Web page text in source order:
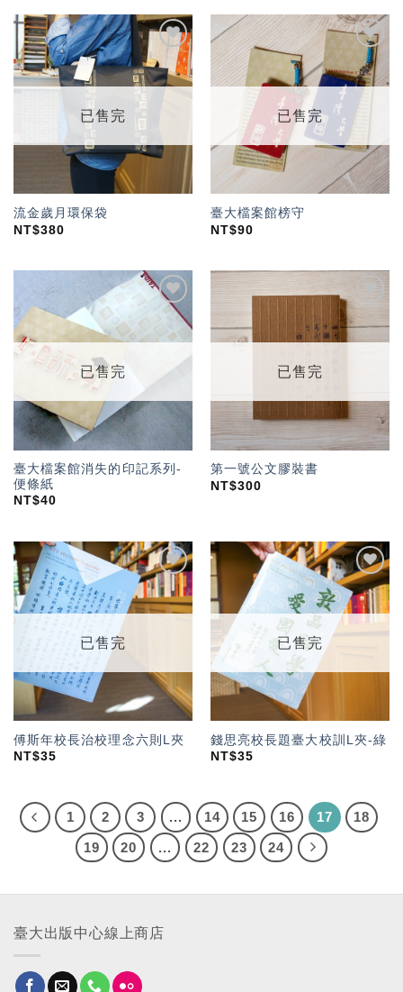
加入
「願
望輕
已售完
流金歲月環保袋
NT$380
加入
「願
望輕
已售完
臺大檔案館榜守
NT$90
加入
望輕
已售完
臺大檔案館消失的印記系列-
便條紙
NT$40
「願
望輕
已售完
第一號公文膠裝書
NT$300
加入
「願
望輕
已售完
傅斯年校長治校理念六則L夾
NT$35
加入
「願
望輕
單」
已售完
錢思亮校長題臺大校訓L夾-綠
NT$35
1 2 3 ... 14 15 16 17
18
19
20 ... 22 23 24
臺大出版中心線上商店